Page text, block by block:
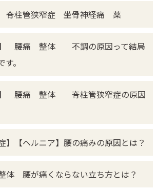
脊柱管狭窄症 坐骨神経痛 薬
】 腰痛 整体 不調の原因って結局
。
】 腰痛 整体 脊柱管狭窄症の原因
】【ヘルニア】腰の痛みの原因とは？
体 腰が痛くならない立ち方とは？